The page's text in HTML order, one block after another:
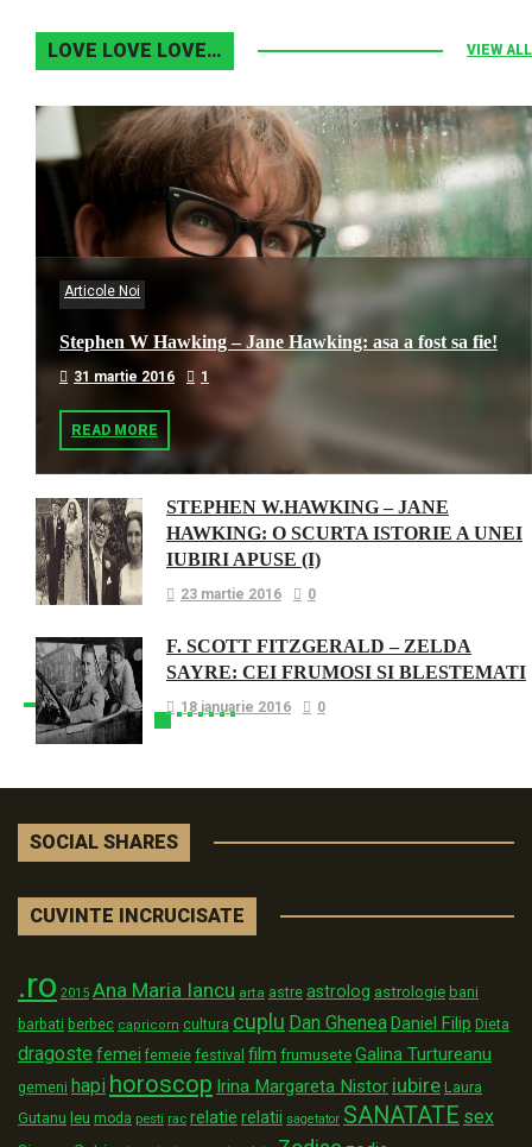
LOVE LOVE LOVE… VIEW ALL
Articole Noi
Stephen W Hawking – Jane Hawking: asa a fost sa fie!
31 martie 2016 1
READ MORE
STEPHEN W.HAWKING – JANE
HAWKING: O SCURTA ISTORIE A UNEI
IUBIRI APUSE (I)
23 martie 2016 0
F. SCOTT FITZGERALD – ZELDA
SAYRE: CEI FRUMOSI SI BLESTEMATI
18 ianuarie 2016 0
SOCIAL SHARES
CUVINTE INCRUCISATE
.ro 2015 Ana Maria Iancu arta astre astrolog astrologie bani
barbati berbec capricorn cultura cuplu Dan GheneaDaniel Filip Dieta
dragoste femei femeie festival film frumusete Galina Turtureanu
gemeni hapi horoscop Irina Margareta Nistor iubire Laura
Gutanu leu moda pesti rac relatie relatii sagetator SANATATE sex